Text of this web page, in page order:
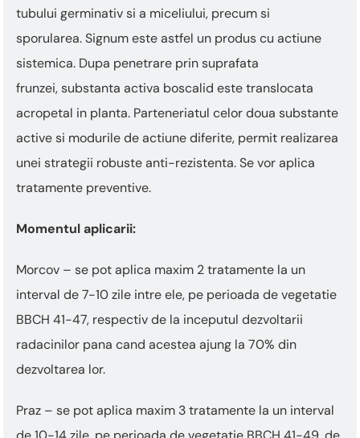
tubului germinativ si a miceliului, precum si
sporularea. Signum este astfel un produs cu actiune
sistemica. Dupa penetrare prin suprafata
frunzei, substanta activa boscalid este translocata
acropetal in planta. Parteneriatul celor doua substante
active si modurile de actiune diferite, permit realizarea
unei strategii robuste anti-rezistenta. Se vor aplica
tratamente preventive.
Momentul aplicarii:
Morcov – se pot aplica maxim 2 tratamente la un
interval de 7-10 zile intre ele, pe perioada de vegetatie
BBCH 41-47, respectiv de la inceputul dezvoltarii
radacinilor pana cand acestea ajung la 70% din
dezvoltarea lor.
Praz – se pot aplica maxim 3 tratamente la un interval